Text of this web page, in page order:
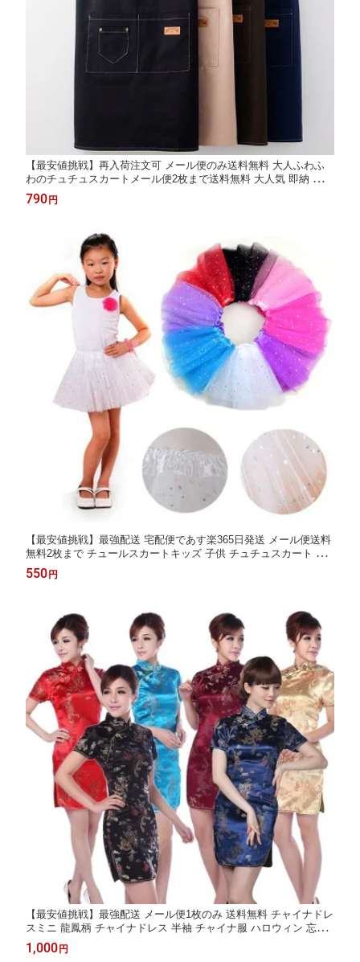
【最安値挑戦】再入荷注文可 メール便のみ送料無料 大人ふわふ
わのチュチュスカートメール便2枚まで送料無料 大人気 即納 翌日
配送 デニム風 エプロン デニム風 おしゃれ 男女兼用 袋付き 携帯
入れ 便利 4色
790円
【最安値挑戦】最強配送 宅配便であす楽365日発送 メール便送料
無料2枚まで チュールスカートキッズ 子供 チュチュスカート キ
ッズ パニエ 子供 ダンス コスチューム 星柄 水玉柄 コスプレ スカ
ート キッズ 子供 春 夏 秋 冬 忘年会 発表会 運動会 新年会
550円
【最安値挑戦】最強配送 メール便1枚のみ 送料無料 チャイナドレ
スミニ 龍鳳柄 チャイナドレス 半袖 チャイナ服 ハロウィン 忘年
会 仮装 コスチューム コスプレ S M L XL XXL XXXL 大きサイズ
チャイナ服 ワンピース チャイナ風 結婚式
1,000円